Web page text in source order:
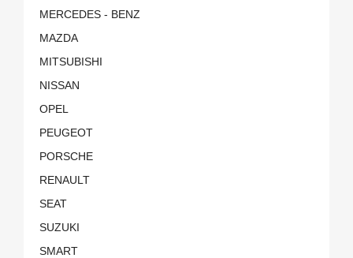
MERCEDES - BENZ
MAZDA
MITSUBISHI
NISSAN
OPEL
PEUGEOT
PORSCHE
RENAULT
SEAT
SUZUKI
SMART